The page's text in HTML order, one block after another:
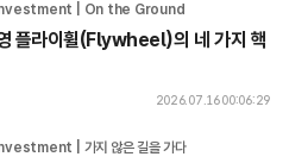
| On the Ground
플라이휠(Flywheel)의 네 가지 핵
2026.07.16 00:06:29
| 가지 않은 길을 가다